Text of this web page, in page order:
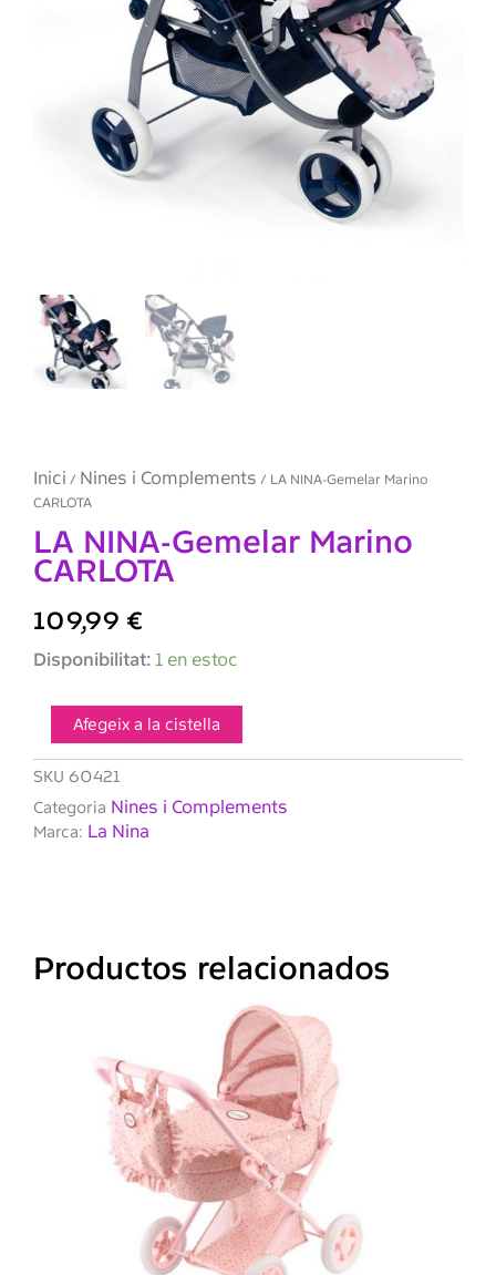
Inici / Nines i Complements / LA NINA-Gemelar Marino
CARLOTA
LA NINA-Gemelar Marino
CARLOTA
109,99 €
Disponibilitat: 1 en estoc
quantitat
Gemelar
Marino
CARLOTA
Afegeix a la cistella
SKU 60421
Categoria Nines i Complements
Marca: La Nina
Productos relacionados